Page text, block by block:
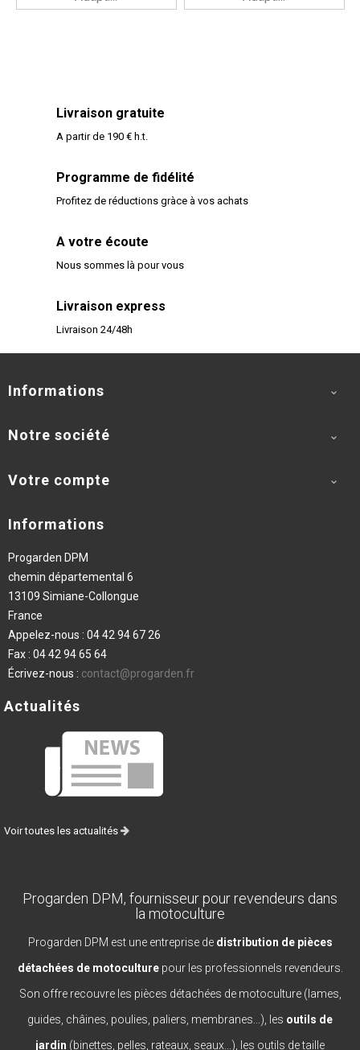
Livraison gratuite
A partir de 190 € h.t.
Programme de fidélité
Profitez de réductions gràce à vos achats
A votre écoute
Nous sommes là pour vous
Livraison express
Livraison 24/48h
Informations 
Notre société 
Votre compte 
Informations
Progarden DPM
chemin départemental 6
13109 Simiane-Collongue
France
Appelez-nous : 04 42 94 67 26
Fax : 04 42 94 65 64
Écrivez-nous : contact@progarden.fr
Actualités
Voir toutes les actualités
Progarden DPM, fournisseur pour revendeurs dans
la motoculture
Progarden DPM est une entreprise de distribution de pièces
détachées de motoculturepour les professionnels revendeurs.
Son offre recouvre les pièces détachées de motoculture (lames,
guides, châines, poulies, paliers, membranes...), les outils de
jardin (binettes, pelles, rateaux, seaux...), les outils de taille